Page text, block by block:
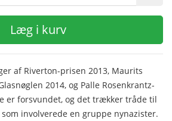
Læg i kurv
af Riverton-prisen 2013, Maurits
2014, og Palle Rosenkrantz-
er forsvundet, og det trækker tråde til
involverede en gruppe nynazister.